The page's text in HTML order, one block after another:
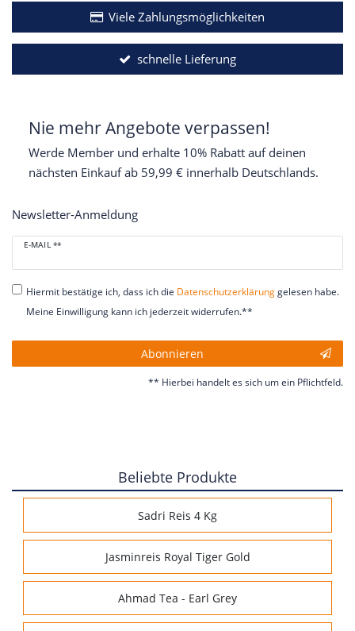
Viele Zahlungsmöglichkeiten
schnelle Lieferung
Nie mehr Angebote verpassen!
Werde Member und erhalte 10% Rabatt auf deinen
nächsten Einkauf ab 59,99 € innerhalb Deutschlands.
Newsletter-Anmeldung
E-MAIL **
Newsletter
Honig
Hiermit bestätige ich, dass ich die Daten­schutz­erklärunggelesen habe.
Meine Einwilligung kann ich jederzeit widerrufen.**
Abonnieren
** Hierbei handelt es sich um ein Pflichtfeld.
Beliebte Produkte
Sadri Reis 4 Kg
Jasminreis Royal Tiger Gold
Ahmad Tea - Earl Grey